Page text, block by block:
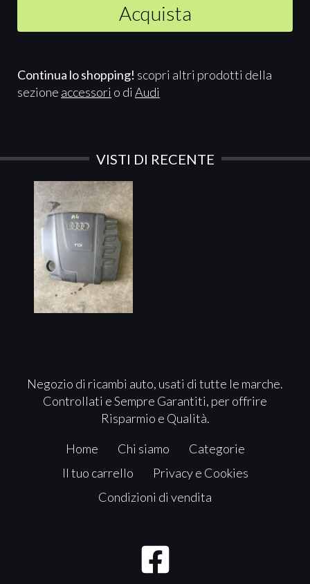
Acquista
Continua lo shopping! scopri altri prodotti della
sezione accessori o di Audi
VISTI DI RECENTE
Negozio di ricambi auto, usati di tutte le marche.
Controllati e Sempre Garantiti, per offrire
Risparmio e Qualità.
Home Chi siamo
Categorie
Il tuo carrello
Privacy e Cookies
Condizioni di vendita